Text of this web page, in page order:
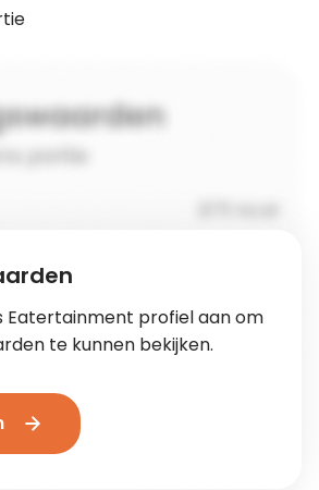
Eatertainment profiel aan om
te kunnen bekijken.